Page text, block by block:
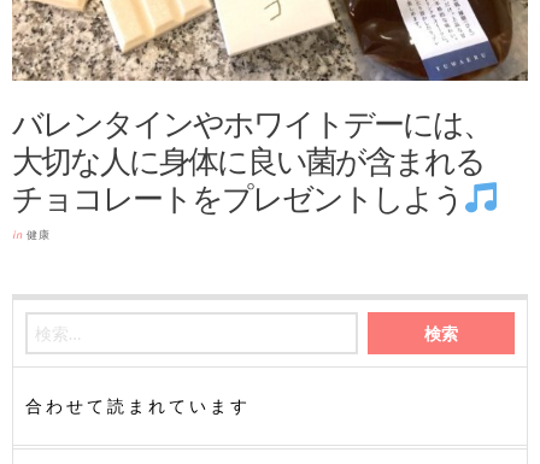
バレンタインやホワイトデーには、
大切な人に身体に良い菌が含まれる
チョコレートをプレゼントしよう
in 健康
合わせて読まれています